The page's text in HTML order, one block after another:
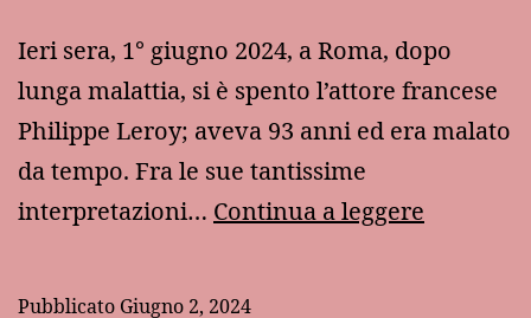
Ieri sera, 1° giugno 2024, a Roma, dopo
lunga malattia, si è spento l’attore francese
Philippe Leroy; aveva 93 anni ed era malato
da tempo. Fra le sue tantissime
interpretazioni… Continua a leggere
Pubblicato Giugno 2, 2024